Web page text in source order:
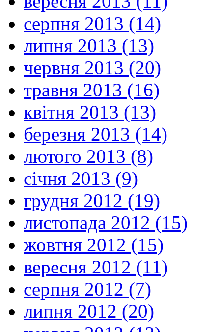
серпня 2013 (14)
липня 2013 (13)
червня 2013 (20)
травня 2013 (16)
квітня 2013 (13)
березня 2013 (14)
лютого 2013 (8)
січня 2013 (9)
грудня 2012 (19)
листопада 2012 (15)
жовтня 2012 (15)
вересня 2012 (11)
серпня 2012 (7)
липня 2012 (20)